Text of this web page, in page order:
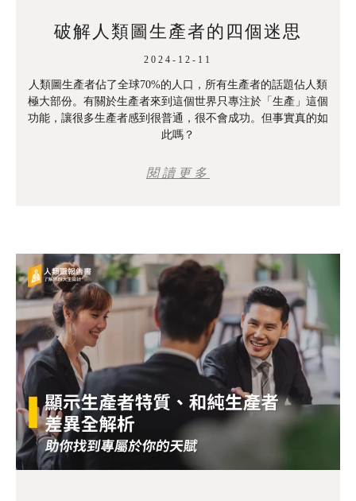
破解人類圖生產者的四個迷思
2024-12-11
人類圖生產者佔了全球70%的人口，所有生產者的話題佔人類
極大部份。有關於生產者來到這個世界只專注於「生產」這個
功能，讓很多生產者感到很普通，很不會成功。但事實真的如
此嗎？
閱讀更多